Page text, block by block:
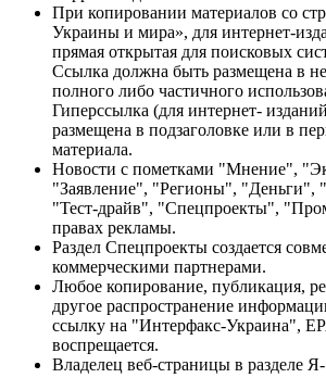
При копировании материалов со
Украины и мира», для интернет-
прямая открытая для поисковых
Ссылка должна быть размещена в
полного либо частичного
Гиперссылка (для интернет-
размещена в подзаголовке или в
материала.
Новости с пометками "Мнение",
"Заявление", "Регионы", "Деньги",
"Тест-драйв", "Спецпроекты",
правах рекламы.
Раздел Спецпроекты создается
коммерческими партнерами.
Любое копирование, публикация,
другое распространение
ссылку на "Интерфакс-Украина",
воспрещается.
Владелец веб-страницы в разделе